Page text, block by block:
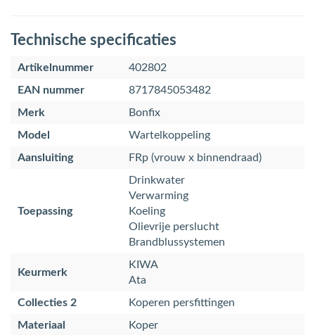
Technische specificaties
Artikelnummer
402802
EAN nummer
8717845053482
Merk
Bonfix
Model
Wartelkoppeling
Aansluiting
FRp (vrouw x binnendraad)
Toepassing
Drinkwater
Verwarming
Koeling
Olievrije perslucht
Brandblussystemen
Keurmerk
KIWA
Ata
Collecties 2
Koperen persfittingen
Materiaal
Koper